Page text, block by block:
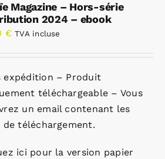
Magazine – Hors-série
2024 – ebook
€ TVA incluse
expédition – Produit
téléchargeable – Vous
un email contenant les
de téléchargement.
ici pour la version papier